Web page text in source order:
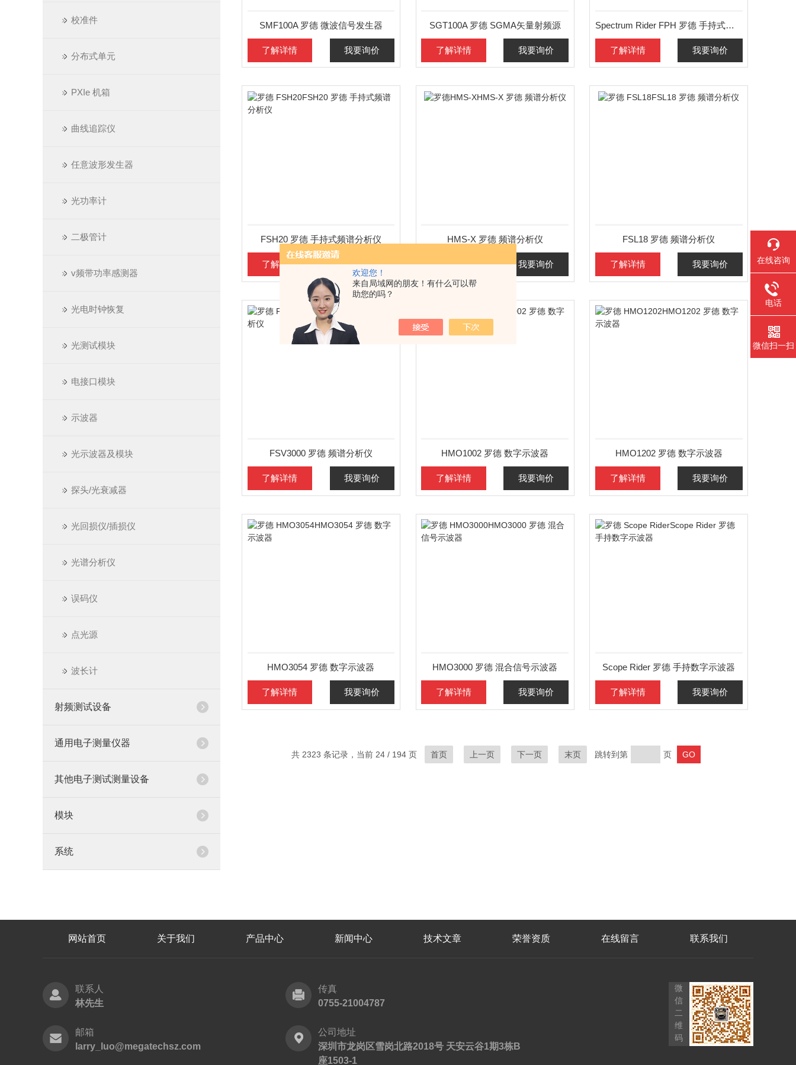
欢迎您！
来自局域网的朋友！有什么可以帮
助您的吗？
校准件
分布式单元
PXIe 机箱
曲线追踪仪
任意波形发生器
光功率计
二极管计
v频带功率感测器
光电时钟恢复
光测试模块
电接口模块
示波器
光示波器及模块
探头/光衰减器
光回损仪/插损仪
光谱分析仪
误码仪
点光源
波长计
射频测试设备
通用电子测量仪器
其他电子测试测量设备
模块
系统
SMF100A 罗德 微波信号发生器
了解详情 我要询价
SGT100A 罗德 SGMA矢量射频源
了解详情 我要询价
Spectrum Rider FPH 罗德 手持式频谱分析仪
了解详情 我要询价
FSH20 罗德 手持式频谱分析仪
了解详情 我要询价
HMS-X 罗德 频谱分析仪
了解详情 我要询价
FSL18 罗德 频谱分析仪
了解详情 我要询价
FSV3000 罗德 频谱分析仪
了解详情 我要询价
HMO1002 罗德 数字示波器
了解详情 我要询价
HMO1202 罗德 数字示波器
了解详情 我要询价
HMO3054 罗德 数字示波器
了解详情 我要询价
HMO3000 罗德 混合信号示波器
了解详情 我要询价
Scope Rider 罗德 手持数字示波器
了解详情 我要询价
共 2323 条记录，当前 24 / 194 页 首页 上一页 下一页 末页 跳转到第 页
网站首页 关于我们 产品中心 新闻中心 技术文章 荣誉资质 在线留言 联系我们
联系人
林先生
传真
0755-21004787
邮箱
larry_luo@megatechsz.com
公司地址
深圳市龙岗区雪岗北路2018号 天安云谷1期3栋B
座1503-1
微
信
二
维
码
在线咨询
电话
微信扫一扫